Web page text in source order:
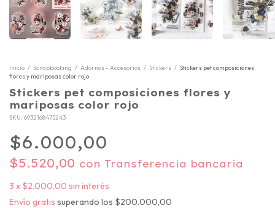
Inicio / Scrapbooking / Adornos - Accesorios / Stickers / Stickers pet composiciones
flores y mariposas color rojo
Stickers pet composiciones flores y
mariposas color rojo
SKU: 6932168475243
$6.000,00
$5.520,00 con Transferencia bancaria
3 x $2.000,00 sin interés
Envío gratis superando los $200.000,00